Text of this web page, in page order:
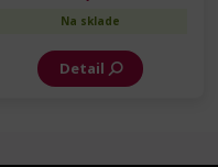
Na sklade
Detail